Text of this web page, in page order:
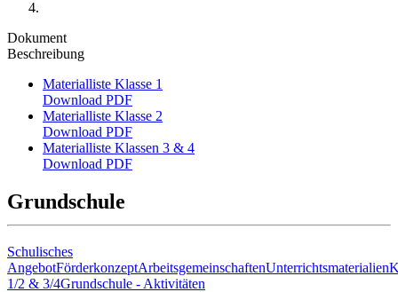
Dokument
Beschreibung
Materialliste Klasse 1
Download PDF
Materialliste Klasse 2
Download PDF
Materialliste Klassen 3 & 4
Download PDF
Grundschule
Schulisches
AngebotFörderkonzeptArbeitsgemeinschaftenUnterrichtsmaterialien
1/2 & 3/4Grundschule - Aktivitäten